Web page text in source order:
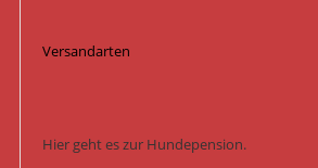
Versandarten
Hier geht es zur Hundepension.